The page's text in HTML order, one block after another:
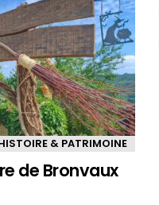
& PATRIMOINE
de Bronvaux